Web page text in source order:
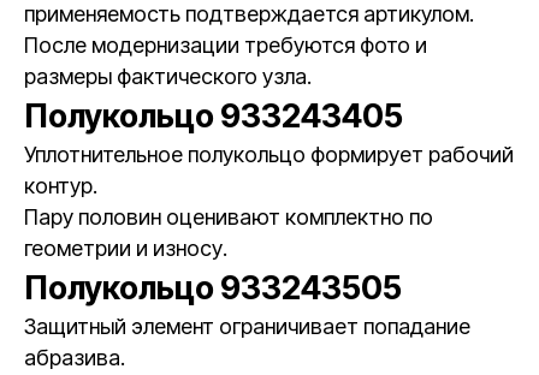
применяемость подтверждается артикулом.
После модернизации требуются фото и
размеры фактического узла.
Полукольцо 933243405
Уплотнительное полукольцо формирует рабочий
контур.
Пару половин оценивают комплектно по
геометрии и износу.
Полукольцо 933243505
Защитный элемент ограничивает попадание
абразива.